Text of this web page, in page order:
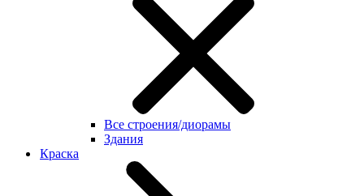
Все строения/диорамы
Здания
Краска